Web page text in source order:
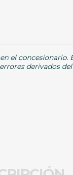
el concesionario.
derivados